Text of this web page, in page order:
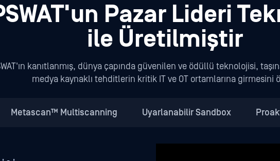
Pazar Lideri
ile Üretilmiştir
kanıtlanmış, dünya çapında güvenilen ve ödüllü teknolojisi,
medya kaynaklı tehditlerin kritik IT ve OT ortamlarına girmesini
Metascan™ Multiscanning Uyarlanabilir Sandbox